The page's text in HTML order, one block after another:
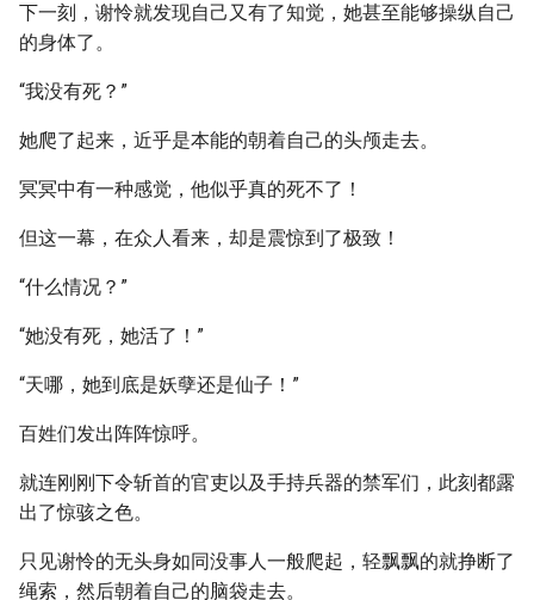
下一刻，谢怜就发现自己又有了知觉，她甚至能够操纵自己
的身体了。
“我没有死？”
她爬了起来，近乎是本能的朝着自己的头颅走去。
冥冥中有一种感觉，他似乎真的死不了！
但这一幕，在众人看来，却是震惊到了极致！
“什么情况？”
“她没有死，她活了！”
“天哪，她到底是妖孽还是仙子！”
百姓们发出阵阵惊呼。
就连刚刚下令斩首的官吏以及手持兵器的禁军们，此刻都露
出了惊骇之色。
只见谢怜的无头身如同没事人一般爬起，轻飘飘的就挣断了
绳索，然后朝着自己的脑袋走去。